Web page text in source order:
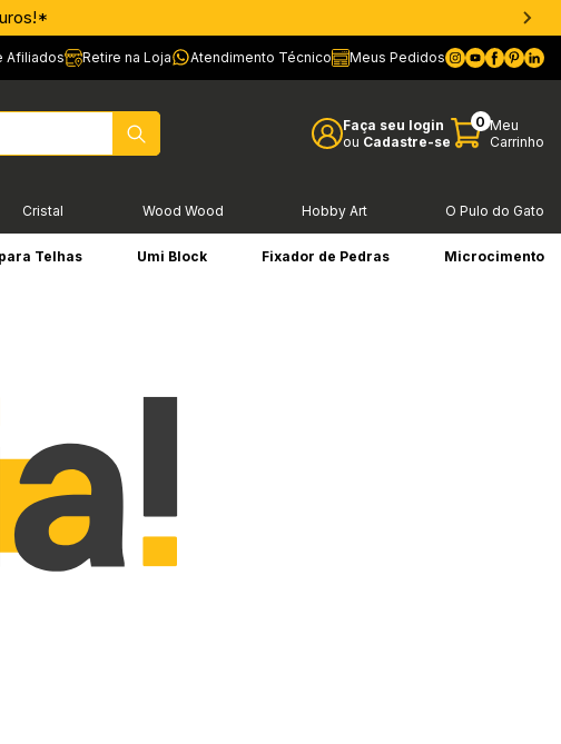
Afiliados Retire na Loja Atendimento Técnico Meus Pedidos
Faça seu login
ou Cadastre-se
0 Meu
Carrinho
Cristal Wood Wood Hobby Art O Pulo do Gato
Telhas Umi Block Fixador de Pedras Microcimento